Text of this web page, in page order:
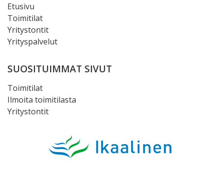
Etusivu
Toimitilat
Yritystontit
Yrityspalvelut
SUOSITUIMMAT SIVUT
Toimitilat
Ilmoita toimitilasta
Yritystontit